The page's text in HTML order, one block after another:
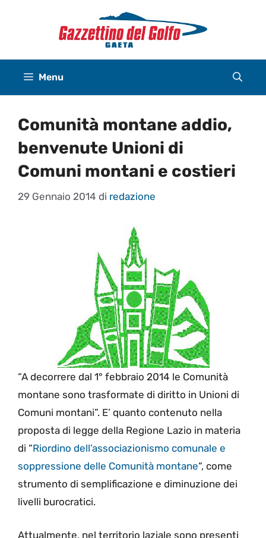
Menu
Comunità montane addio,
benvenute Unioni di
Comuni montani e costieri
29 Gennaio 2014 di redazione
“A decorrere dal 1° febbraio 2014 le Comunità
montane sono trasformate di diritto in Unioni di
Comuni montani”. E’ quanto contenuto nella
proposta di legge della Regione Lazio in materia
di “Riordino dell’associazionismo comunale e
soppressione delle Comunità montane“, come
strumento di semplificazione e diminuzione dei
livelli burocratici.
Attualmente, nel territorio laziale sono presenti